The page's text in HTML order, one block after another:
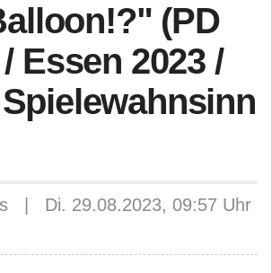
(PD
Essen 2023 /
| Di. 29.08.2023, 09:57 Uhr